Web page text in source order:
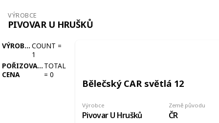
VÝROBCE
PIVOVAR U HRUŠKŮ
VÝROBCE COUNT =
1
POŘIZOVACÍ
CENA
TOTAL
= 0
Bělečský CAR světlá 12
Výrobce
Pivovar U Hrušků
Země původu
ČR